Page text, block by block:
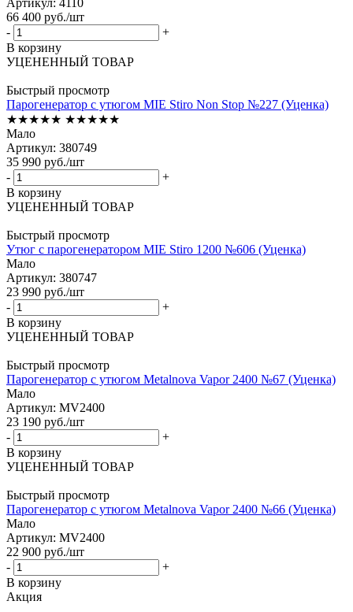
66 400 руб./шт
-
+
В корзину
УЦЕНЕННЫЙ ТОВАР
Быстрый просмотр
Парогенератор с утюгом MIE Stiro Non Stop №227 (Уценка)
★★★★★ ★★★★★
Мало
Артикул: 380749
35 990 руб./шт
-
+
В корзину
УЦЕНЕННЫЙ ТОВАР
Быстрый просмотр
Утюг с парогенератором MIE Stiro 1200 №606 (Уценка)
Мало
Артикул: 380747
23 990 руб./шт
-
+
В корзину
УЦЕНЕННЫЙ ТОВАР
Быстрый просмотр
Парогенератор с утюгом Metalnova Vapor 2400 №67 (Уценка)
Мало
Артикул: MV2400
23 190 руб./шт
-
+
В корзину
УЦЕНЕННЫЙ ТОВАР
Быстрый просмотр
Парогенератор с утюгом Metalnova Vapor 2400 №66 (Уценка)
Мало
Артикул: MV2400
22 900 руб./шт
-
+
В корзину
Акция